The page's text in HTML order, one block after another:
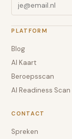
PLATFORM
Blog
AI Kaart
Beroepsscan
AI Readiness Scan
CONTACT
Spreken